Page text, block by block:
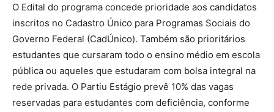
O Edital do programa concede prioridade aos candidatos
inscritos no Cadastro Único para Programas Sociais do
Governo Federal (CadÚnico). Também são prioritários
estudantes que cursaram todo o ensino médio em escola
pública ou aqueles que estudaram com bolsa integral na
rede privada. O Partiu Estágio prevê 10% das vagas
reservadas para estudantes com deficiência, conforme